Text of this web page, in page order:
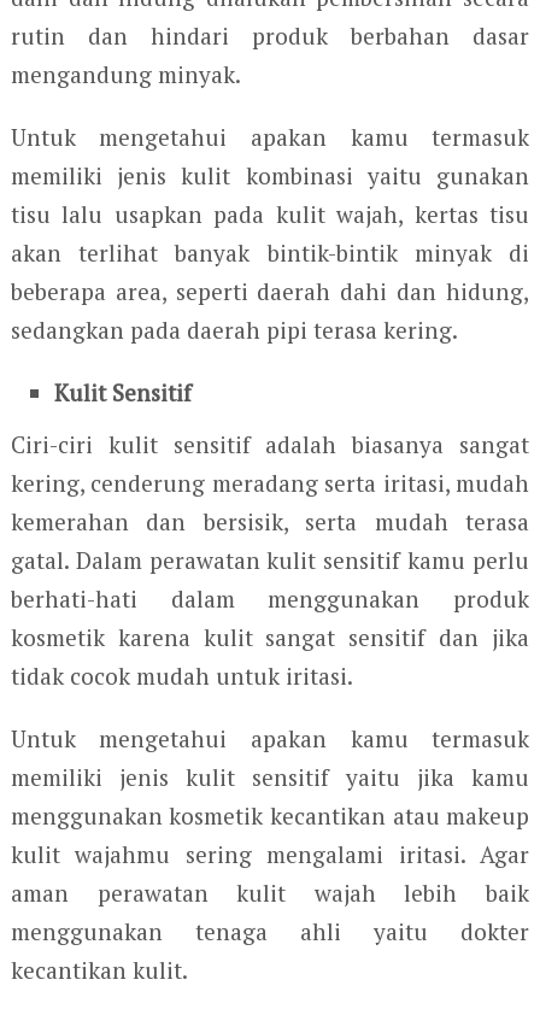
rutin dan hindari produk berbahan dasar
mengandung minyak.
Untuk mengetahui apakan kamu termasuk
memiliki jenis kulit kombinasi yaitu gunakan
tisu lalu usapkan pada kulit wajah, kertas tisu
akan terlihat banyak bintik-bintik minyak di
beberapa area, seperti daerah dahi dan hidung,
sedangkan pada daerah pipi terasa kering.
Kulit Sensitif
Ciri-ciri kulit sensitif adalah biasanya sangat
kering, cenderung meradang serta iritasi, mudah
kemerahan dan bersisik, serta mudah terasa
gatal. Dalam perawatan kulit sensitif kamu perlu
berhati-hati dalam menggunakan produk
kosmetik karena kulit sangat sensitif dan jika
tidak cocok mudah untuk iritasi.
Untuk mengetahui apakan kamu termasuk
memiliki jenis kulit sensitif yaitu jika kamu
menggunakan kosmetik kecantikan atau makeup
kulit wajahmu sering mengalami iritasi. Agar
aman perawatan kulit wajah lebih baik
menggunakan tenaga ahli yaitu dokter
kecantikan kulit.